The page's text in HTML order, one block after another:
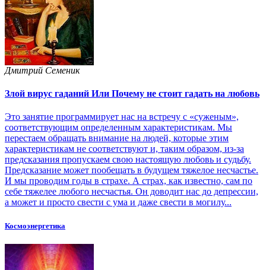
Дмитрий Семеник
Злой вирус гаданий Или Почему не стоит гадать на любовь
Это занятие программирует нас на встречу с «суженым»,
соответствующим определенным характеристикам. Мы
перестаем обращать внимание на людей, которые этим
характеристикам не соответствуют и, таким образом, из-за
предсказания пропускаем свою настоящую любовь и судьбу.
Предсказание может пообещать в будущем тяжелое несчастье.
И мы проводим годы в страхе. А страх, как известно, сам по
себе тяжелее любого несчастья. Он доводит нас до депрессии,
а может и просто свести с ума и даже свести в могилу...
Космоэнергетика